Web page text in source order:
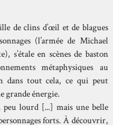
de clins d’œil et de blagues
(l’armée de Michael
s’étale en scènes de baston
métaphysiques au
dans tout cela, ce qui peut
grande énergie.
lourd [...] mais une belle
forts. À découvrir,